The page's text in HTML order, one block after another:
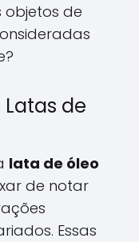
objetos de
Latas de
lata de óleo
de notar
Essas